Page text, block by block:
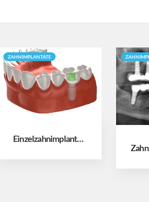
ZAHNIMPLANTATE
Einzelzahnimplantat (Frontzahn, Seitenzahn)